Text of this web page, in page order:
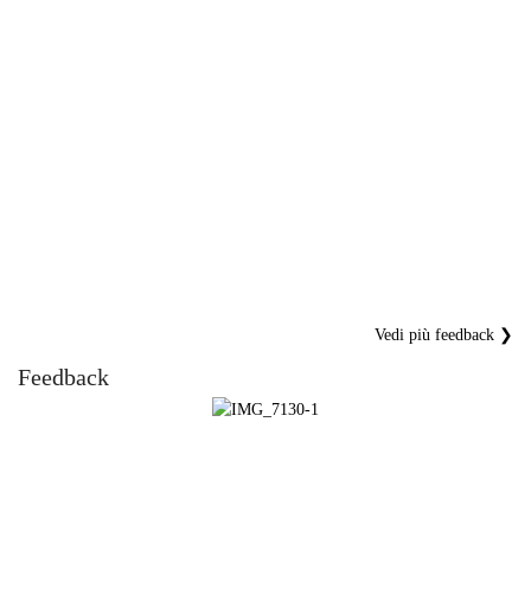
Feedback
Vedi più feedback ❯